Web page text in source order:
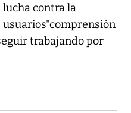
contra la
trabajando por